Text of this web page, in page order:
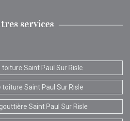
services
toiture Saint Paul Sur Risle
toiture Saint Paul Sur Risle
Saint Paul Sur Risle